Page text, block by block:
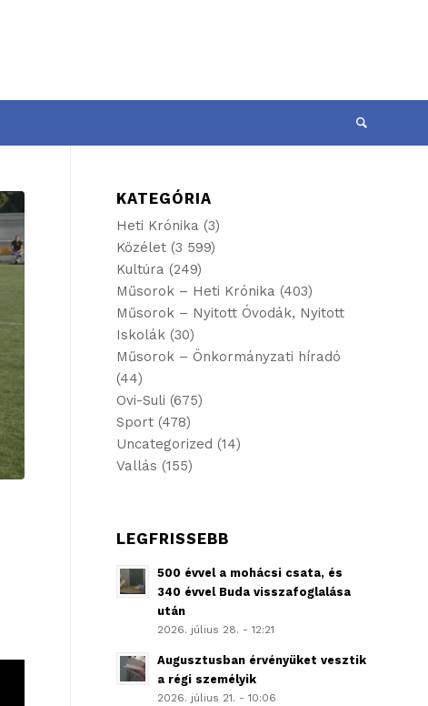
KATEGÓRIA
Heti Krónika (3)
Közélet (3 599)
Kultúra (249)
Műsorok – Heti Krónika (403)
Műsorok – Nyitott Óvodák, Nyitott
Iskolák (30)
Műsorok – Önkormányzati híradó
(44)
Ovi-Suli (675)
Sport (478)
Uncategorized (14)
Vallás (155)
LEGFRISSEBB
500 évvel a mohácsi csata, és
340 évvel Buda visszafoglalása
után
2026. július 28. - 12:21
Augusztusban érvényüket vesztik
a régi személyik
2026. július 21. - 10:06